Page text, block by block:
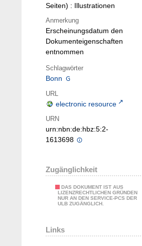
Seiten) : Illustrationen
Anmerkung
Erscheinungsdatum den
Dokumenteigenschaften
entnommen
Schlagwörter
Bonn
URL
electronic resource
URN
urn:nbn:de:hbz:5:2-
1613698
Zugänglichkeit
DAS DOKUMENT IST AUS
LIZENZRECHTLICHEN GRÜNDEN
NUR AN DEN SERVICE-PCS DER
ULB ZUGÄNGLICH.
Links